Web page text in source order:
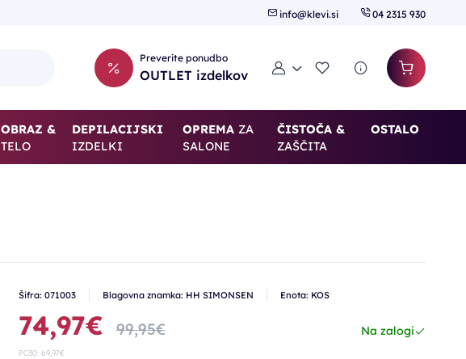
info@klevi.si 04 2315 930
Preverite ponudbo
OUTLET izdelkov Moj računSeznam želja
OBRAZ &
TELO
DEPILACIJSKI
IZDELKI
OPREMAZA
SALONE
ČISTOČA &
ZAŠČITA
OSTALO
Šifra: 071003 Blagovna znamka: HH SIMONSEN Enota: KOS
74,97€ 99,95€ Na zalogi
PC30: 69,97€